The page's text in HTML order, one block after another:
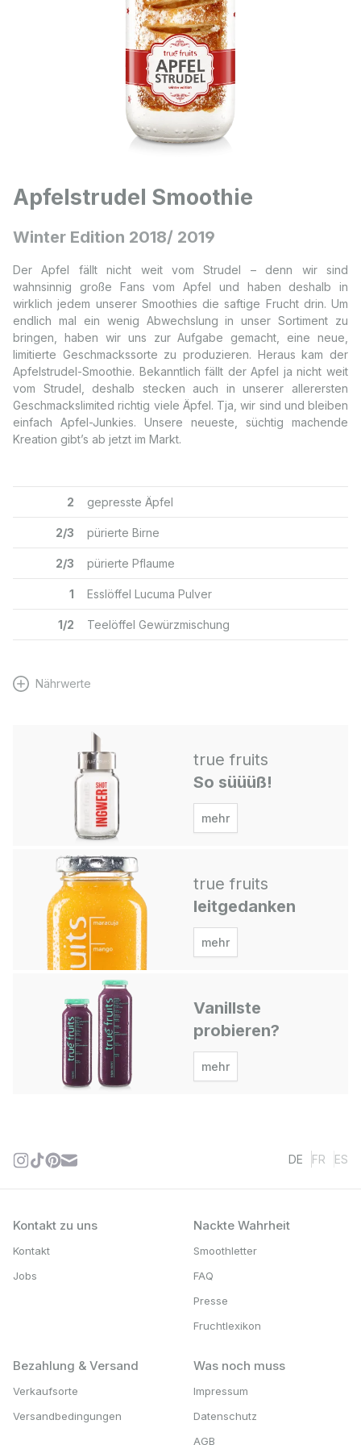
Apfelstrudel Smoothie
Winter Edition 2018/ 2019
Der Apfel fällt nicht weit vom Strudel – denn wir sind
wahnsinnig große Fans vom Apfel und haben deshalb in
wirklich jedem unserer Smoothies die saftige Frucht drin. Um
endlich mal ein wenig Abwechslung in unser Sortiment zu
bringen, haben wir uns zur Aufgabe gemacht, eine neue,
limitierte Geschmackssorte zu produzieren. Heraus kam der
Apfelstrudel-Smoothie. Bekanntlich fällt der Apfel ja nicht weit
vom Strudel, deshalb stecken auch in unserer allerersten
Geschmackslimited richtig viele Äpfel. Tja, wir sind und bleiben
einfach Apfel-Junkies. Unsere neueste, süchtig machende
Kreation gibt’s ab jetzt im Markt.
2 gepresste Äpfel
2/3 pürierte Birne
2/3 pürierte Pflaume
1 Esslöffel Lucuma Pulver
1/2 Teelöffel Gewürzmischung
Nährwerte
true fruits
So süüüß!
mehr
true fruits
leitgedanken
mehr
Vanillste
probieren?
mehr
DE FR ES
Kontakt zu uns
Kontakt
Jobs
Nackte Wahrheit
Smoothletter
FAQ
Presse
Fruchtlexikon
Bezahlung & Versand
Verkaufsorte
Versandbedingungen
Was noch muss
Impressum
Datenschutz
AGB